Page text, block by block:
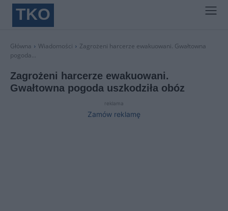
TKO
Główna Wiadomości
Zagrożeni harcerze ewakuowani. Gwałtowna
pogoda...
Zagrożeni harcerze ewakuowani.
Gwałtowna pogoda uszkodziła obóz
reklama
Zamów reklamę